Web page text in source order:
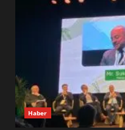
ESA
NEYİ
3
AYVALIK SU MİRASI
GÖZLER BULUŞMADA